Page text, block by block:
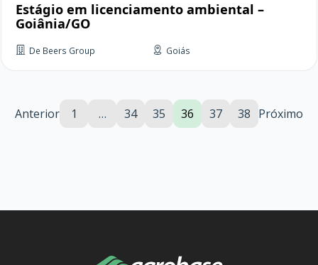
Estágio em licenciamento ambiental –
Goiânia/GO
De Beers Group Goiás
Anterior 1 … 34 35 36 37 38 Próximo